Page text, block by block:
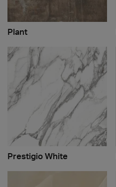
Plant
Prestigio White